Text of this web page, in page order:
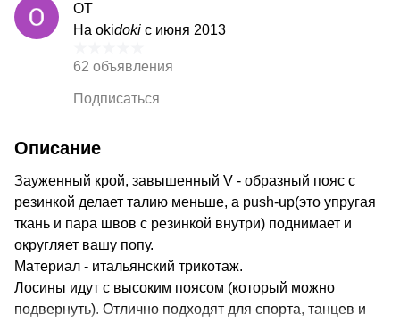
ОТ
На okidoki с июня 2013
62 объявления
Подписаться
Описание
Зауженный крой, завышенный V - образный пояс с
резинкой делает талию меньше, а push-up(это упругая
ткань и пара швов с резинкой внутри) поднимает и
округляет вашу попу.
Материал - итальянский трикотаж.
Лосины идут с высоким поясом (который можно
подвернуть). Отлично подходят для спорта, танцев и